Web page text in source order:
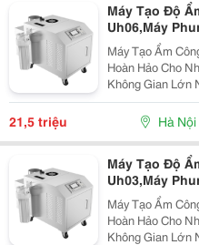
Máy Tạo Độ
Uh06,Máy
Bù Ẩm, Thiết
Máy Tạo Độ
Máy Tạo Ẩm
Hoàn Hảo Cho
Không Gian Lớn
Chăn Nuôi Và
Công Nghệ
21,5 triệu Hà Nội
Máy Tạo Độ
Uh03,Máy
Bù Ẩm, Thiết
Máy Tạo Độ
Máy Tạo Ẩm
Hoàn Hảo Cho
Không Gian Lớn